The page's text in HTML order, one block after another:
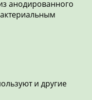
анодированного
и другие